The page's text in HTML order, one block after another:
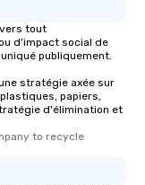
tout
d'impact social de
publiquement.
stratégie axée sur
papiers,
d'élimination et
to recycle